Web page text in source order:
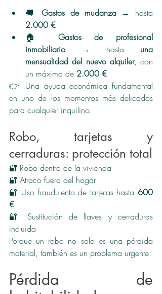
🚚 Gastos de mudanza
2.000 €
🏠 Gastos de profesional
inmobiliario → hasta una
mensualidad del nuevo alquiler, con
un máximo de 2.000 €
👉 Una ayuda económica fundamental
en uno de los momentos más delicados
para cualquier inquilino.
Robo, tarjetas y
cerraduras: protección total
🔐 Robo dentro de la vivienda
🔐 Atraco fuera del hogar
🔐 Uso fraudulento de tarjetas hasta 600
€
🔐 Sustitución de llaves y cerraduras
incluida
Porque un robo no solo es una pérdida
material, también es un problema urgente.
Pérdida de